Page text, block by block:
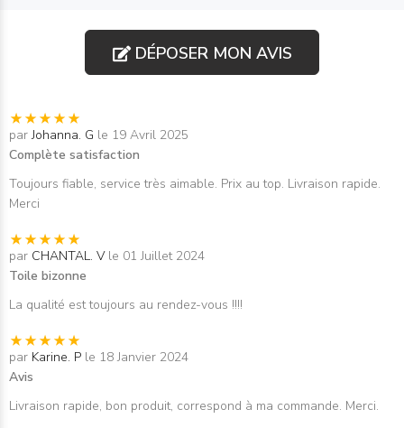
DÉPOSER MON AVIS
parJohanna. G le 19 Avril 2025
Complète satisfaction
Toujours fiable, service très aimable. Prix au top. Livraison rapide.
Merci
par CHANTAL. V le 01 Juillet 2024
Toile bizonne
La qualité est toujours au rendez-vous !!!!
par Karine. P le 18 Janvier 2024
Avis
Livraison rapide, bon produit, correspond à ma commande. Merci.